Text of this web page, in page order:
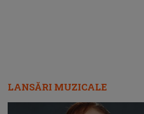
LANSĂRI MUZICALE